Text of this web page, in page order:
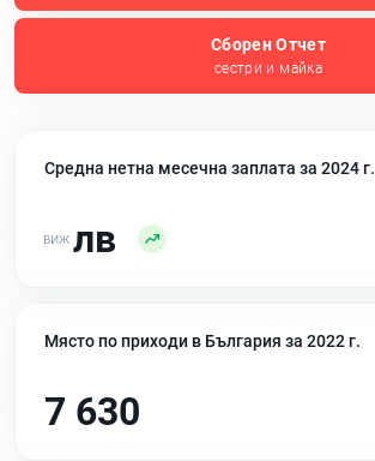
Сборен Отчет
сестри и майка
Средна нетна месечна заплата за 2024 г.
лв
Място по приходи в България за 2022 г.
7 630